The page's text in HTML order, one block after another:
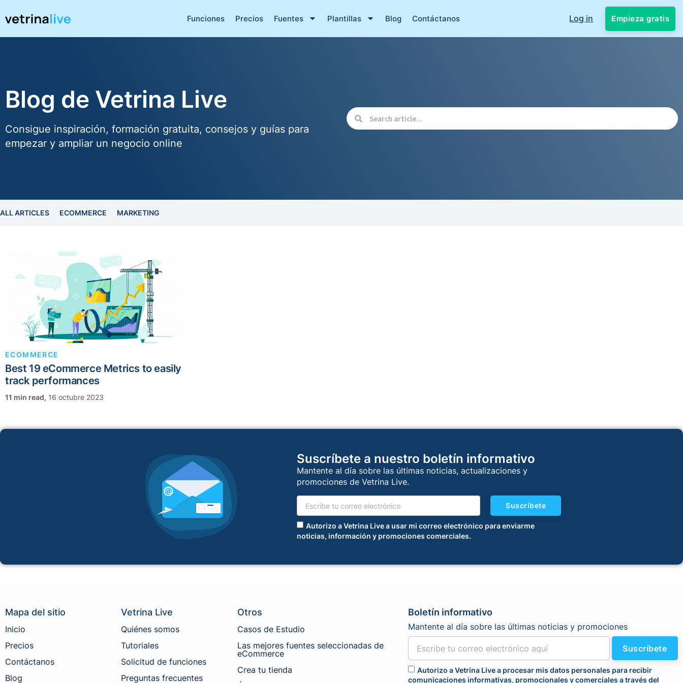
Funciones Precios Fuentes Plantillas Blog Contáctanos Log in Empieza gratis
Blog de Vetrina Live
Consigue inspiración, formación gratuita, consejos y guías para
empezar y ampliar un negocio online
ALL ARTICLES ECOMMERCE MARKETING
ECOMMERCE
Best 19 eCommerce Metrics to easily
track performances
, 16 octubre 2023
Suscríbete a nuestro boletín informativo
Mantente al día sobre las últimas noticias, actualizaciones y
promociones de Vetrina Live.
Autorizo a Vetrina Live a usar mi correo electrónico para enviarme
noticias, información y promociones comerciales.
Suscríbete
Mapa del sitio
Inicio
Precios
Contáctanos
Blog
Vetrina Live
Quiénes somos
Tutoriales
Solicitud de funciones
Preguntas frecuentes
Otros
Casos de Estudio
Las mejores fuentes seleccionadas de
eCommerce
Crea tu tienda
Boletín informativo
Mantente al día sobre las últimas noticias y promociones
Autorizo a Vetrina Live a procesar mis datos personales para recibir
comunicaciones informativas, promocionales y comerciales a través del
Suscríbete